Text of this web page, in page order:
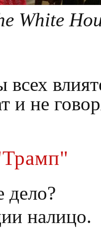
White
всех
и не
дело?
налицо.